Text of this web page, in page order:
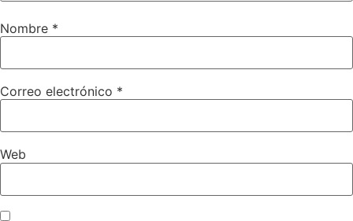
Nombre *
Correo electrónico *
Web